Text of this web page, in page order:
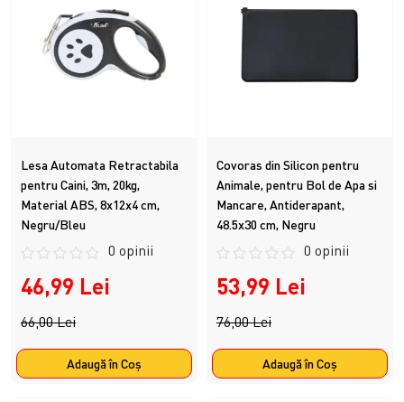
Lesa Automata Retractabila
pentru Caini, 3m, 20kg,
Material ABS, 8x12x4 cm,
Negru/Bleu
0 opinii
46,99 Lei
66,00 Lei
Adaugă în Coş
Covoras din Silicon pentru
Animale, pentru Bol de Apa si
Mancare, Antiderapant,
48.5x30 cm, Negru
0 opinii
53,99 Lei
76,00 Lei
Adaugă în Coş